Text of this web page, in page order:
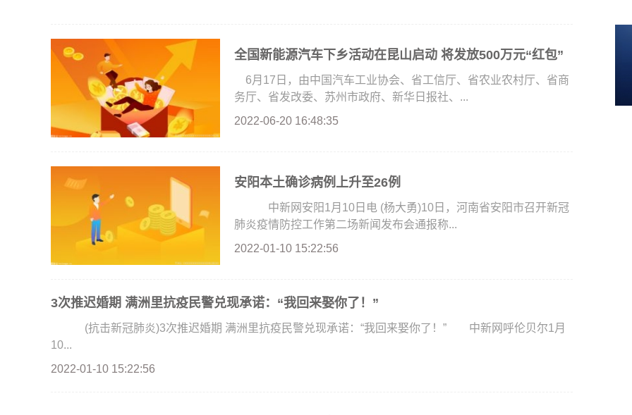
全国新能源汽车下乡活动在昆山启动 将发放500万元“红包”
6月17日，由中国汽车工业协会、省工信厅、省农业农村厅、省商
务厅、省发改委、苏州市政府、新华日报社、...
2022-06-20 16:48:35
安阳本土确诊病例上升至26例
中新网安阳1月10日电 (杨大勇)10日，河南省安阳市召开新冠
肺炎疫情防控工作第二场新闻发布会通报称...
2022-01-10 15:22:56
3次推迟婚期 满洲里抗疫民警兑现承诺：“我回来娶你了！”
(抗击新冠肺炎)3次推迟婚期 满洲里抗疫民警兑现承诺：“我回来娶你了！” 中新网呼伦贝尔1月
10...
2022-01-10 15:22:56